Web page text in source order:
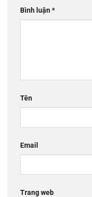
Bình luận*
Tên
Email
Trang web